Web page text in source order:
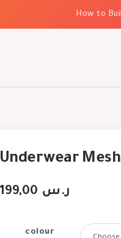
How to Build
Underwear
ر.س
colour